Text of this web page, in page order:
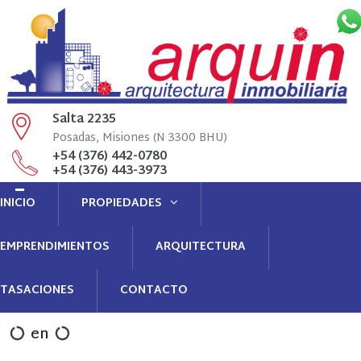
Salta 2235
Posadas, Misiones (N 3300 BHU)
+54 (376) 442-0780
+54 (376) 443-3973
info@arquin.com.ar
administracion@arquin.com.ar
Contacto
INICIO PROPIEDADES
EMPRENDIMIENTOS ARQUITECTURA
TASACIONES CONTACTO
en